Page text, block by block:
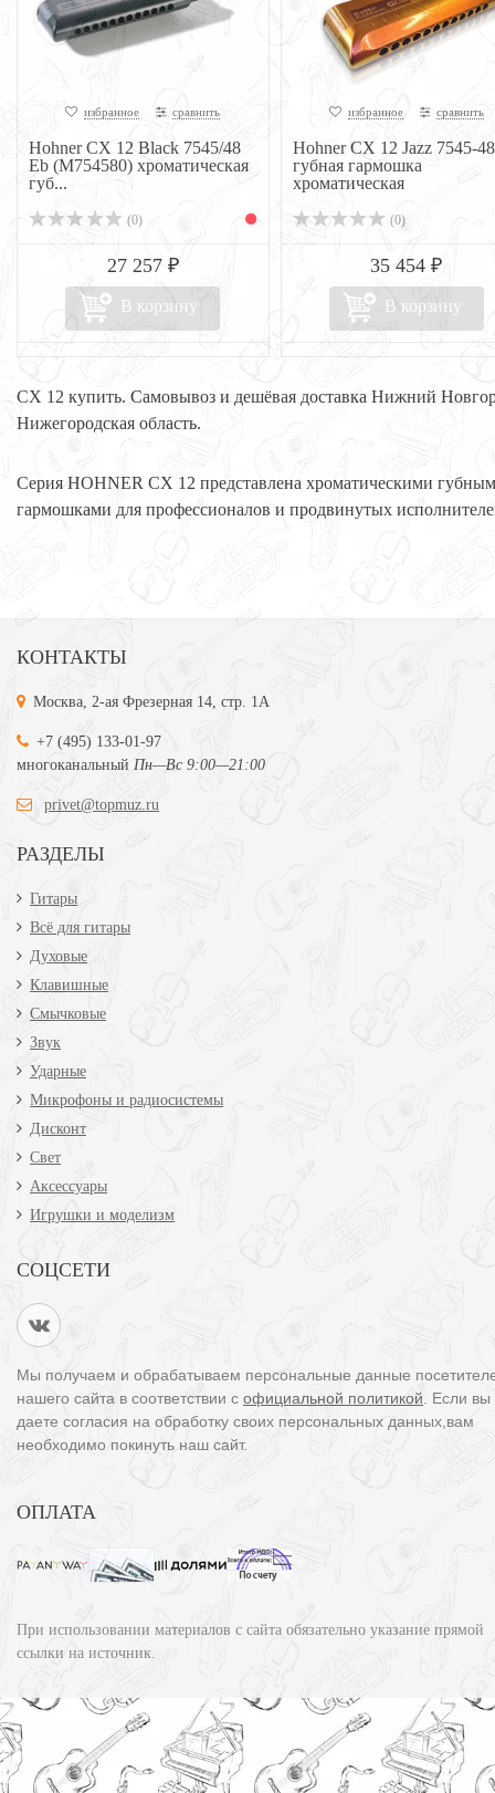
избранное сравнить
Hohner CX 12 Black 7545/48
Eb (M754580) хроматическая
губ...
(0)
27 257 ₽
В корзину
избранное сравнить
Hohner CX 12 Jazz 7545-
губная гармошка
хроматическая
(0)
35 454 ₽
В корзину
CX 12 купить. Самовывоз и дешёвая доставка Нижний
Нижегородская область.
Серия HOHNER CX 12 представлена хроматическими
гармошками для профессионалов и продвинутых
КОНТАКТЫ
Москва, 2-ая Фрезерная 14, стр. 1А
+7 (495) 133-01-97
многоканальный Пн—Вс 9:00—21:00
privet@topmuz.ru
РАЗДЕЛЫ
Гитары
Всё для гитары
Духовые
Клавишные
Смычковые
Звук
Ударные
Микрофоны и радиосистемы
Дисконт
Свет
Аксессуары
Игрушки и моделизм
СОЦСЕТИ
Мы получаем и обрабатываем персональные данные
нашего сайта в соответствии с официальной политикой . Если
даете согласия на обработку своих персональных данных,вам
необходимо покинуть наш сайт.
ОПЛАТА
При использовании материалов с сайта обязательно указание прямой
ссылки на источник.